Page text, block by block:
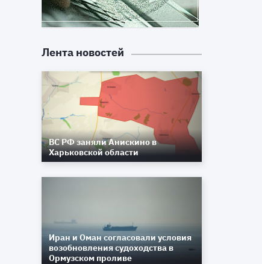
Лента новостей
ВС РФ заняли Анискино в
Харьковской области
Иран и Оман согласовали условия
возобновления судоходства в
Ормузском проливе